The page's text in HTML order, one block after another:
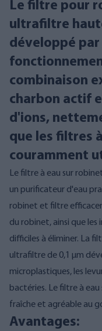
Le filtre pour
ultrafiltre
développé par
combinaison
charbon actif
d'ions,
que les filtres
couramment
Le filtre à eau sur
un purificateur d'eau
robinet et filtre
du robinet, ainsi que
difficiles à éliminer. La
ultrafiltre de 0,1 µm
microplastiques, les
bactéries. Le filtre à
fraîche et agréable au
Avantages: